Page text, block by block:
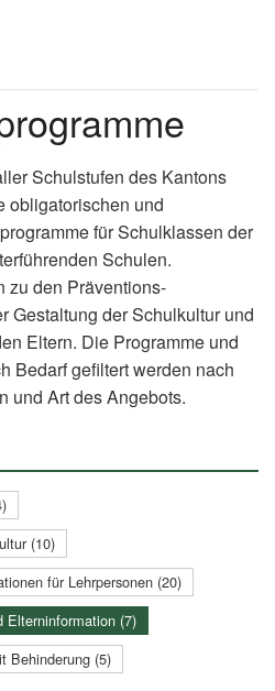
Schulstufen des Kantons
obligatorischen und
für Schulklassen der
Schulen.
zu den Präventions-
Gestaltung der Schulkultur und
Eltern. Die Programme und
Bedarf gefiltert werden nach
und Art des Angebots.
(10)
für Lehrpersonen (20)
Elterninformation (7)
Behinderung (5)